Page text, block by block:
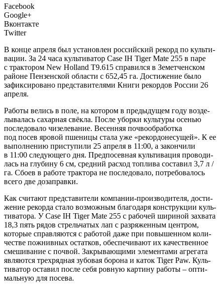
Facebook
Google+
Вконтакте
Twitter
В кон­це апре­ля был уста­нов­лен рос­сий­ский рекорд по куль­ти­
ва­ции. За 24 часа куль­ти­ва­тор Case IH Tiger Mate 255 в паре
с трак­то­ром New Holland T9.615 спра­вил­ся в Земет­чен­ском
рай­оне Пен­зен­ской обла­сти с 652,45 га. Дости­же­ние было
зафик­си­ро­ва­но пред­ста­ви­те­ля­ми Кни­ги рекор­дов Рос­сии 26
апреля.
Рабо­ты велись в поле, на кото­ром в преды­ду­щем году воз­де­
лы­ва­лась сахар­ная свёк­ла. После убор­ки куль­ту­ры осе­нью
после­до­ва­ло чизе­ле­ва­ние. Весен­няя поч­во­об­ра­бот­ка
под посев яро­вой пше­ни­цы ста­ла уже «рекор­до­не­су­щей». К ее
выпол­не­нию при­сту­пи­ли 25 апре­ля в 11:00, а закон­чи­ли
в 11:00 сле­ду­ю­ще­го дня. Пред­по­сев­ная куль­ти­ва­ция про­во­ди­
лась на глу­би­ну 6 см, сред­ний рас­ход топ­ли­ва соста­вил 3,7 л /
га. Сбо­ев в рабо­те трак­то­ра не после­до­ва­ло, потре­бо­ва­лось
все­го две дозаправки.
Как счи­та­ют пред­ста­ви­те­ли компании‑производителя, дости­
же­ние рекор­да ста­ло воз­мож­ным бла­го­да­ря кон­струк­ции куль­
ти­ва­то­ра. У Case IH Tiger Mate 255 c рабо­чей шири­ной захва­та
18,3 пять рядов стрель­ча­тых лап с раз­ря­жен­ным цен­тром,
кото­рые справ­ля­ют­ся с рабо­той даже при повы­шен­ном коли­
че­стве пожнив­ных остат­ков, обес­пе­чи­ва­ют их каче­ствен­ное
сме­ши­ва­ние с поч­вой. Закры­ва­ю­щи­ми эле­мен­та­ми агре­га­та
явля­ют­ся трех­ряд­ная зубо­вая боро­на и каток Tiger Paw. Куль­
ти­ва­тор оста­вил после себя ров­ную кар­ти­ну рабо­ты – опти­
маль­ную для посева.